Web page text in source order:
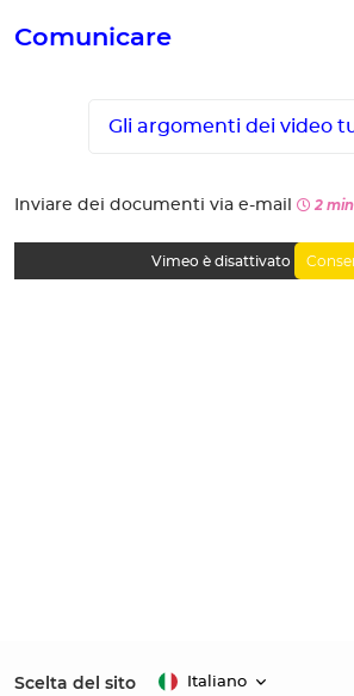
Comunicare
Gli argomenti dei video
Inviare dei documenti via e-mail 2
Vimeo è disattivato
Scelta del sito Italiano